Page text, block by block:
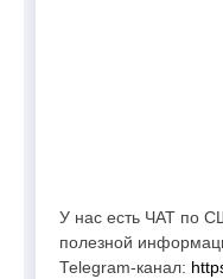
У нас есть ЧАТ по
полезной
Telegram-канал: